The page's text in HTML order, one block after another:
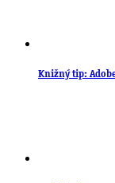
Knižný tip: